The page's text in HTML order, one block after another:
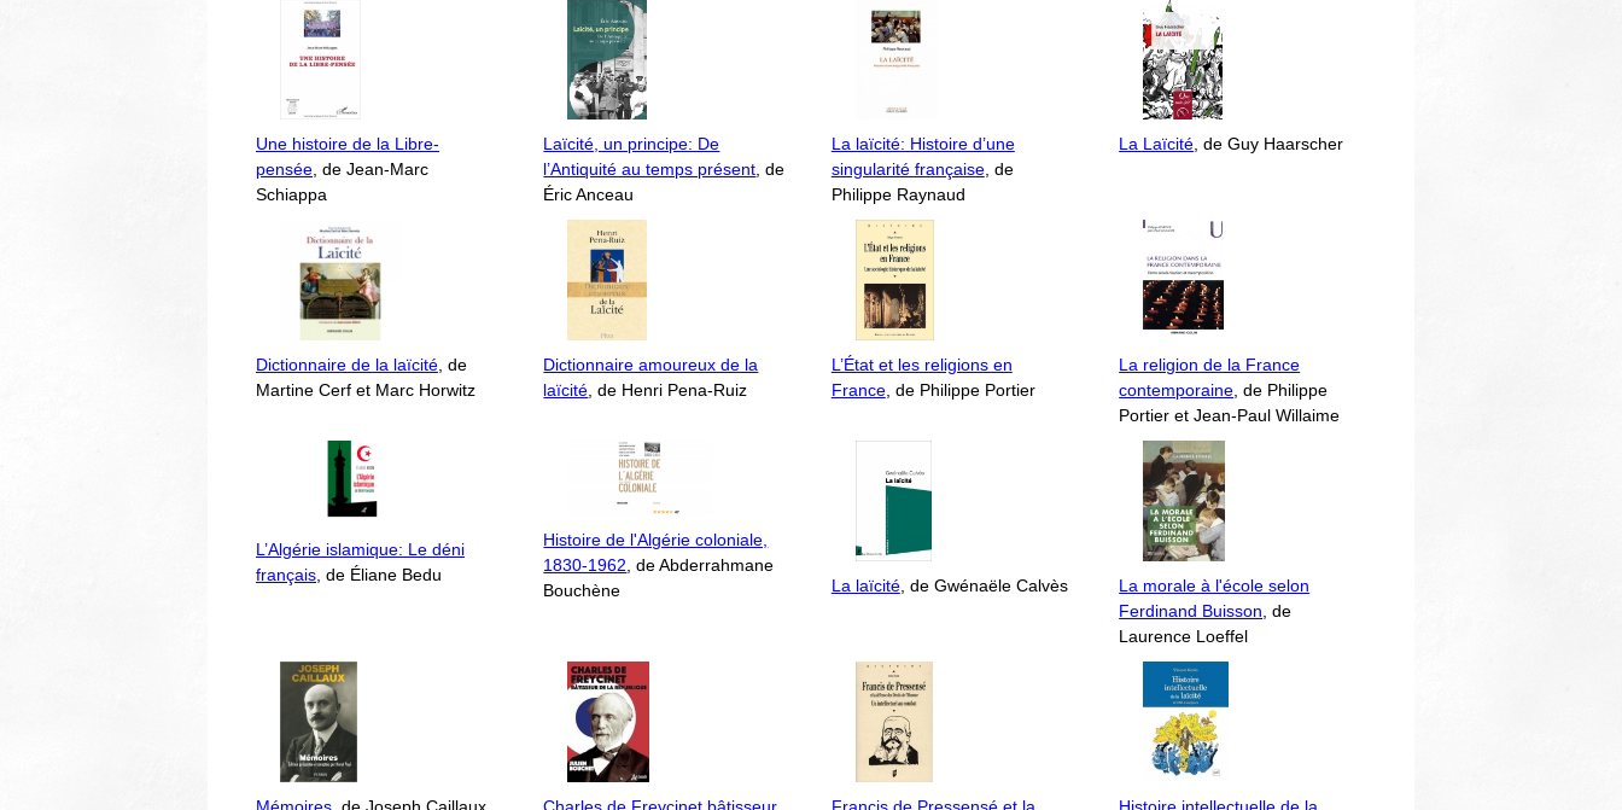
Une histoire de la Libre-
pensée, de Jean-Marc
Schiappa
Laïcité, un principe: De
l’Antiquité au temps présent, de
Éric Anceau
La laïcité: Histoire d’une
singularité française, de
Philippe Raynaud
La Laïcité, de Guy Haarscher
Dictionnaire de la laïcité, de
Martine Cerf et Marc Horwitz
Dictionnaire amoureux de la
laïcité, de Henri Pena-Ruiz
L’État et les religions en
France, de Philippe Portier
La religion de la France
contemporaine, de Philippe
Portier et Jean-Paul Willaime
L’Algérie islamique: Le déni
français, de Éliane Bedu
Histoire de l'Algérie coloniale,
1830-1962, de Abderrahmane
Bouchène
La laïcité, de Gwénaële Calvès
La morale à l'école selon
Ferdinand Buisson, de
Laurence Loeffel